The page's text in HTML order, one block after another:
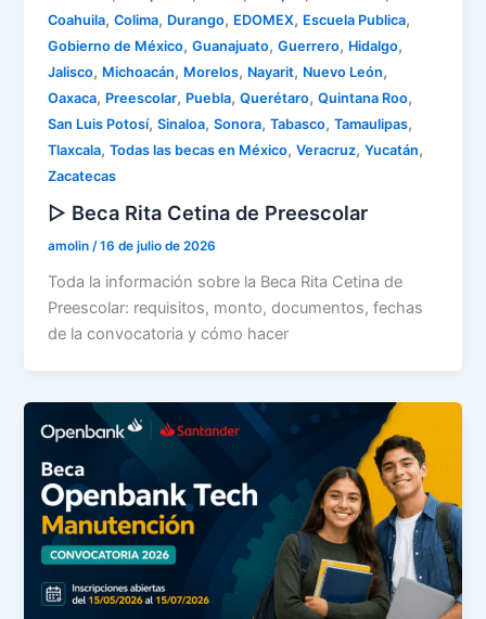
Coahuila,Colima, Durango, EDOMEX, Escuela Publica,
Gobierno de México,Guanajuato,Guerrero, Hidalgo,
Jalisco, Michoacán, Morelos, Nayarit, Nuevo León,
Oaxaca, Preescolar, Puebla,Querétaro,Quintana Roo,
San Luis Potosí,Sinaloa,Sonora,Tabasco,Tamaulipas,
Tlaxcala,Todas las becas en México,Veracruz,Yucatán,
Zacatecas
▷ Beca Rita Cetina de Preescolar
amolin/16 de julio de 2026
Toda la información sobre la Beca Rita Cetina de
Preescolar: requisitos, monto, documentos, fechas
de la convocatoria y cómo hacer